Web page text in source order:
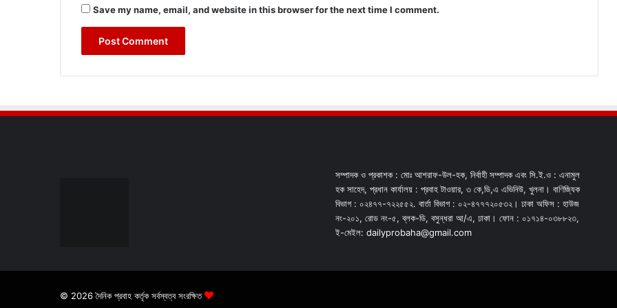
Save my name, email, and website in this browser for the next time I comment.
সম্পাদক ও প্রকাশক : মোঃ আশরাফ-উল-হক, নির্বাহী সম্পাদক এবং সি.ই.ও : এনামুল
হক সাহেদ, প্রধান কার্যালয় : প্রবাহ টাওয়ার, ৩ কে,ডি,এ এভিনিউ, খুলনা। বাণিজ্যিক
বিভাগ : ০২৪৭৭-৭২২৫৫২. বার্তা বিভাগ : ০২-৪৭৭৭২০৫৩২। ঢাকা অফিস : হাউজ
নং-২০১, রোড নং-৫, ব্লক-ডি, বসুন্ধরা আ/এ, ঢাকা। ফোন : ০১৭১৪-০৩৮৮২৩,
ই-মেইল: dailyprobaha@gmail.com
© 2026 দৈনিক প্রবাহ কর্তৃক সর্বস্বত্ব সংরক্ষিত